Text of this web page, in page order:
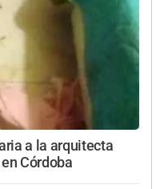
a la arquitecta
Córdoba